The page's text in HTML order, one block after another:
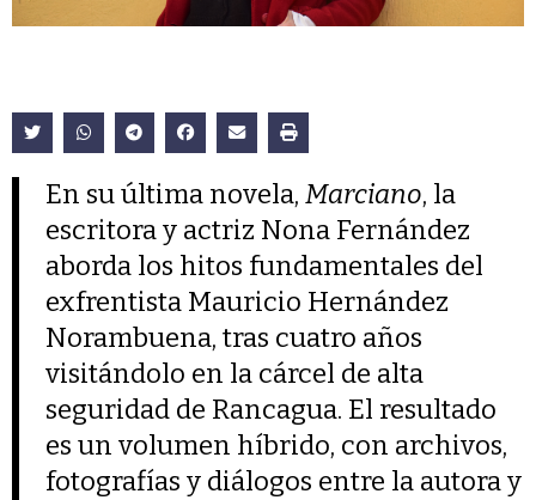
En su última novela,Marciano, la
escritora y actriz Nona Fernández
aborda los hitos fundamentales del
exfrentista Mauricio Hernández
Norambuena, tras cuatro años
visitándolo en la cárcel de alta
seguridad de Rancagua. El resultado
es un volumen híbrido, con archivos,
fotografías y diálogos entre la autora y